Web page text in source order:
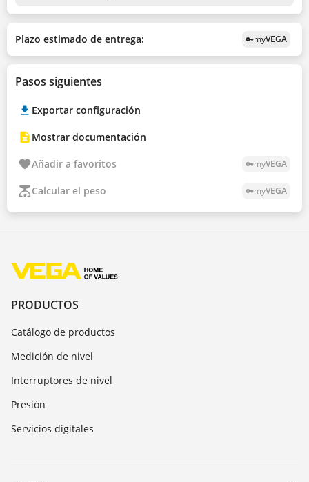
Plazo estimado de entrega: vpn_keymyVEGA
Pasos siguientes
Exportar configuración
Mostrar documentación
Añadir a favoritos vpn_keymyVEGA
Calcular el peso vpn_keymyVEGA
PRODUCTOS
Catálogo de productos
Medición de nivel
Interruptores de nivel
Presión
Servicios digitales